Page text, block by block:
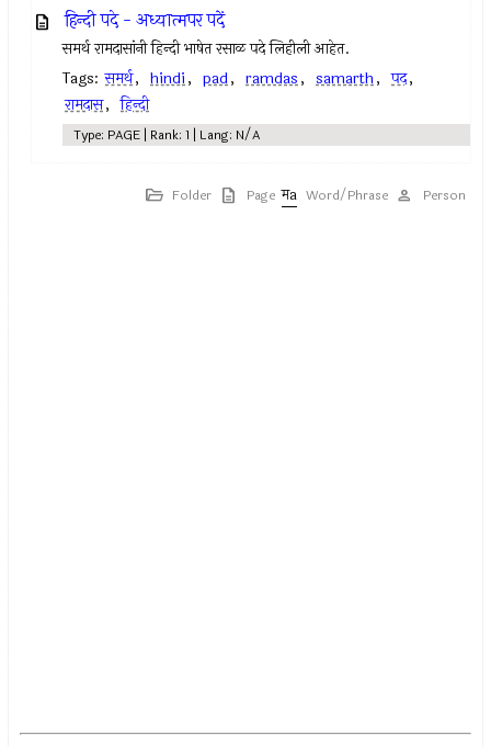
हिन्दी पदे - अध्यात्मपर पदें
समर्थ रामदासांनी हिन्दी भाषेत रसाळ पदे लिहीली आहेत.
Tags: समर्थ, hindi, pad, ramdas, samarth, पद,
रामदास, हिन्दी
Type: PAGE | Rank: 1 | Lang: N/A
Folder Page Word/Phrase Person